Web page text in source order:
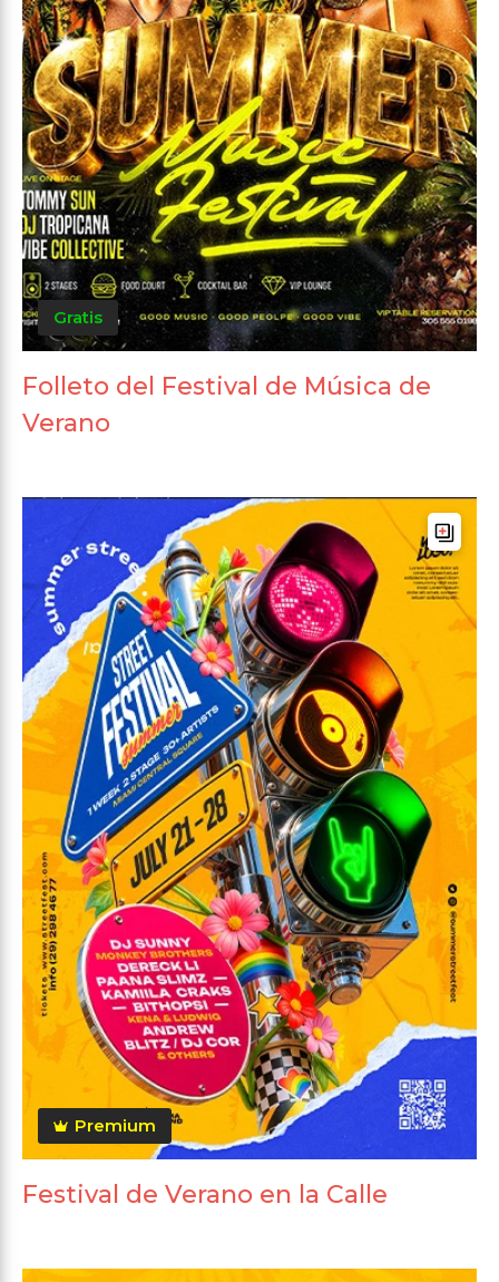
Gratis
Folleto del Festival de Música de
Verano
Premium
Festival de Verano en la Calle